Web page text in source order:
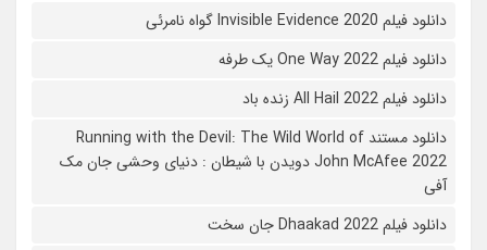
دانلود فیلم 2020 Invisible Evidence گواه نامرئی
دانلود فیلم One Way 2022 یک طرفه
دانلود فیلم All Hail 2022 زنده باد
دانلود مستند Running with the Devil: The Wild World of
John McAfee 2022 دویدن با شیطان : دنیای وحشی جان مک
آفی
دانلود فیلم Dhaakad 2022 جان سخت